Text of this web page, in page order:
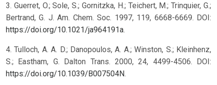
3. Guerret, O.; Sole, S.; Gornitzka, H.; Teichert, M.; Trinquier, G.;
Bertrand, G. J. Am. Chem. Soc. 1997, 119, 6668-6669. DOI:
https://doi.org/10.1021/ja964191a.
4. Tulloch, A. A. D.; Danopoulos, A. A.; Winston, S.; Kleinhenz,
S.; Eastham, G. Dalton Trans. 2000, 24, 4499-4506. DOI:
https://doi.org/10.1039/B007504N.